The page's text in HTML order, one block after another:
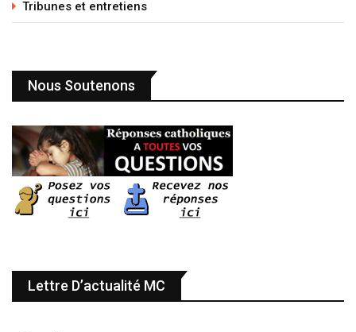
Tribunes et entretiens
Nous Soutenons
Lettre D’actualité MC